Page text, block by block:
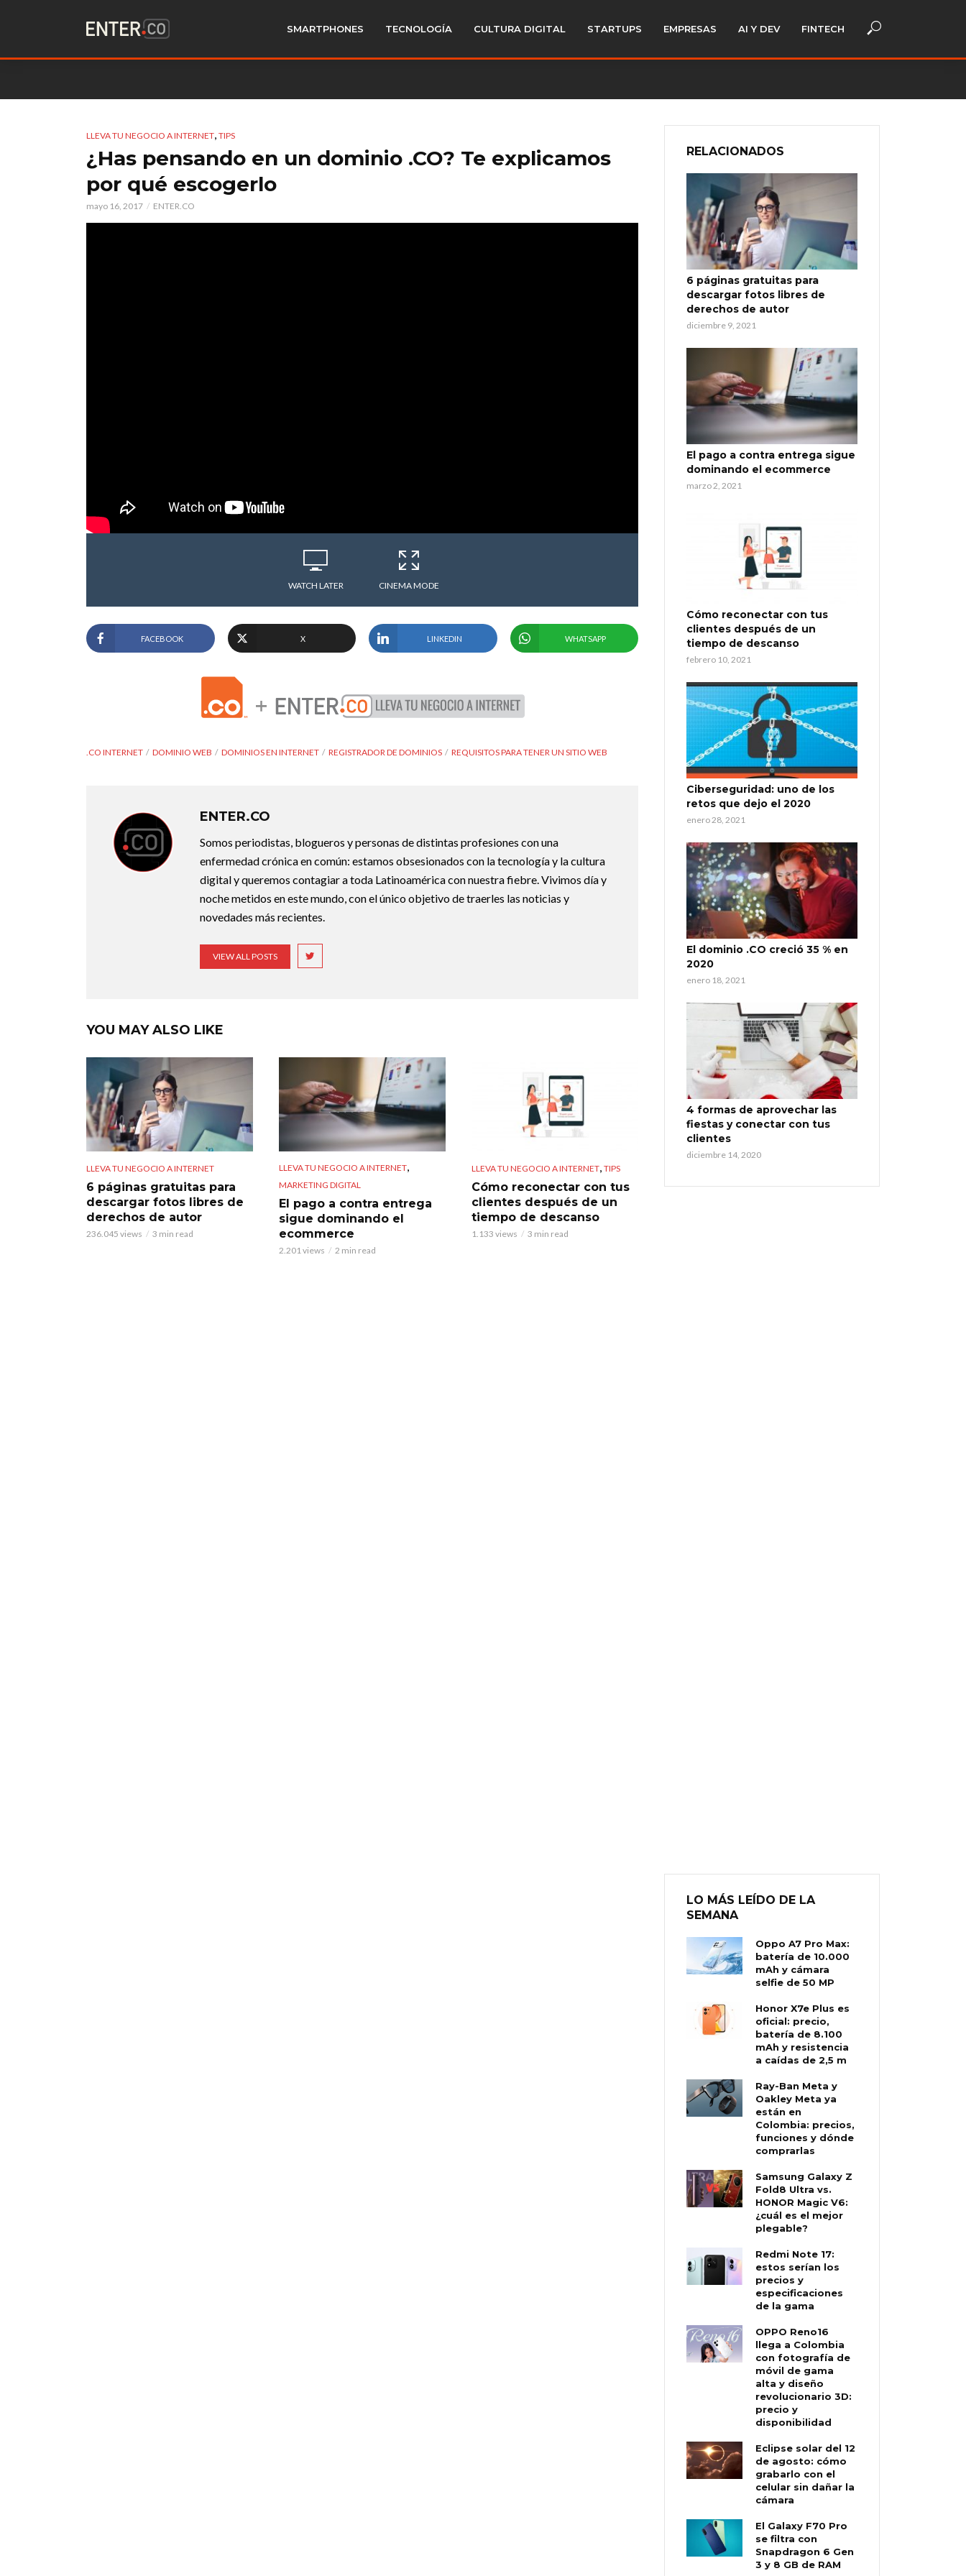
SMARTPHONES TECNOLOGÍA CULTURA DIGITAL STARTUPS EMPRESAS AI Y DEV FINTECH
LLEVA TU NEGOCIO A INTERNET, TIPS
¿Has pensando en un dominio .CO? Te explicamos
por qué escogerlo
mayo 16, 2017 ENTER.CO
WATCH LATER CINEMA MODE
FACEBOOK X LINKEDIN WHATSAPP
.CO INTERNET DOMINIO WEB DOMINIOS EN INTERNET REGISTRADOR DE DOMINIOS REQUISITOS PARA TENER UN SITIO WEB
ENTER.CO
Somos periodistas, blogueros y personas de distintas profesiones con una
enfermedad crónica en común: estamos obsesionados con la tecnología y la cultura
digital y queremos contagiar a toda Latinoamérica con nuestra fiebre. Vivimos día y
noche metidos en este mundo, con el único objetivo de traerles las noticias y
novedades más recientes.
VIEW ALL POSTS
YOU MAY ALSO LIKE
LLEVA TU NEGOCIO A INTERNET
6 páginas gratuitas para
descargar fotos libres de
derechos de autor
236.045 views 3 min read
LLEVA TU NEGOCIO A INTERNET,
MARKETING DIGITAL
El pago a contra entrega
sigue dominando el
ecommerce
2.201 views 2 min read
LLEVA TU NEGOCIO A INTERNET, TIPS
Cómo reconectar con tus
clientes después de un
tiempo de descanso
1.133 views 3 min read
RELACIONADOS
6 páginas gratuitas para
descargar fotos libres de
derechos de autor
diciembre 9, 2021
El pago a contra entrega sigue
dominando el ecommerce
marzo 2, 2021
Cómo reconectar con tus
clientes después de un
tiempo de descanso
febrero 10, 2021
Ciberseguridad: uno de los
retos que dejo el 2020
enero 28, 2021
El dominio .CO creció 35 % en
2020
enero 18, 2021
4 formas de aprovechar las
fiestas y conectar con tus
clientes
diciembre 14, 2020
LO MÁS LEÍDO DE LA
SEMANA
Oppo A7 Pro Max:
batería de 10.000
mAh y cámara
selfie de 50 MP
Honor X7e Plus es
oficial: precio,
batería de 8.100
mAh y resistencia
a caídas de 2,5 m
Ray-Ban Meta y
Oakley Meta ya
están en
Colombia: precios,
funciones y dónde
comprarlas
Samsung Galaxy Z
Fold8 Ultra vs.
HONOR Magic V6:
¿cuál es el mejor
plegable?
Redmi Note 17:
estos serían los
precios y
especificaciones
de la gama
OPPO Reno16
llega a Colombia
con fotografía de
móvil de gama
alta y diseño
revolucionario 3D:
precio y
disponibilidad
Eclipse solar del 12
de agosto: cómo
grabarlo con el
celular sin dañar la
cámara
El Galaxy F70 Pro
se filtra con
Snapdragon 6 Gen
3 y 8 GB de RAM